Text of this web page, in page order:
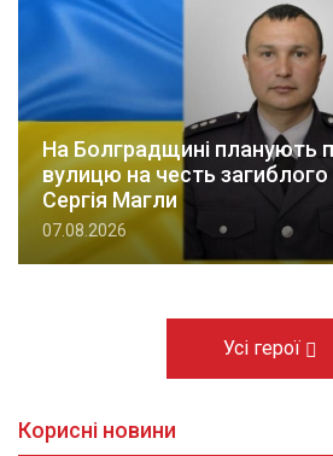
На Болградщині планують
вулицю на честь загиблого
Сергія Магли
07.08.2026
Усі герої
Корисні новини